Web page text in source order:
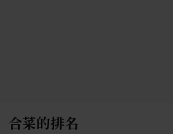
合菜的排名